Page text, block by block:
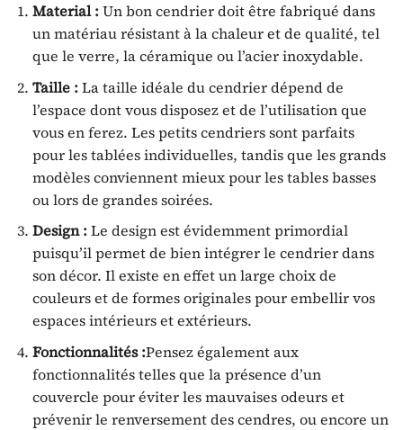
Material :Un bon cendrier doit être fabriqué dans
un matériau résistant à la chaleur et de qualité, tel
que le verre, la céramique ou l’acier inoxydable.
Taille :La taille idéale du cendrier dépend de
l’espace dont vous disposez et de l’utilisation que
vous en ferez. Les petits cendriers sont parfaits
pour les tablées individuelles, tandis que les grands
modèles conviennent mieux pour les tables basses
ou lors de grandes soirées.
Design :Le design est évidemment primordial
puisqu’il permet de bien intégrer le cendrier dans
son décor. Il existe en effet un large choix de
couleurs et de formes originales pour embellir vos
espaces intérieurs et extérieurs.
Fonctionnalités :Pensez également aux
fonctionnalités telles que la présence d’un
couvercle pour éviter les mauvaises odeurs et
prévenir le renversement des cendres, ou encore un